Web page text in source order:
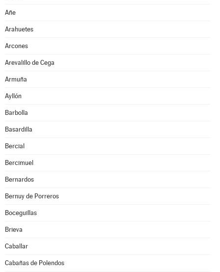
Añe
Arahuetes
Arcones
Arevalillo de Cega
Armuña
Ayllón
Barbolla
Basardilla
Bercial
Bercimuel
Bernardos
Bernuy de Porreros
Boceguillas
Brieva
Caballar
Cabañas de Polendos